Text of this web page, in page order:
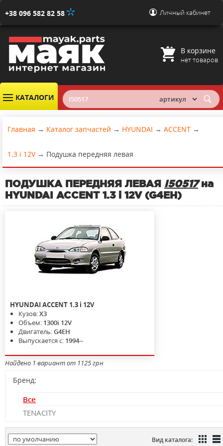
+38 096 582 82 58 Личный кабинет
В корзине
нет товаров
КАТАЛОГИ
Главная → Каталог запчастей → HYUNDAI → ACCENT →
1.3 i 12V → Подушка передняя левая
ПОДУШКА ПЕРЕДНЯЯ ЛЕВАЯ I50517на
HYUNDAI ACCENT 1.3 i 12V (G4EH)
HYUNDAIACCENT 1.3 i 12V
Кузов:X3
Объем: 1300i 12V
Двигатель:G4EH
Выпускается с: 1994--
Найдено 1 вариант от 1125 грн
Бренд:
Все
TENACITY
Вид каталога: